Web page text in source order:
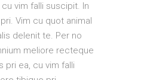
vim falli suscipit. In
Vim cu quot animal
delenit te. Per no
meliore recteque
pri ea, cu vim falli